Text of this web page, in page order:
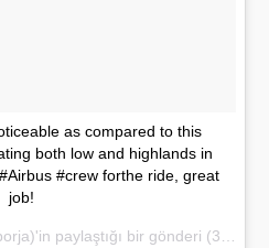
as compared to this
both low and highlands in
#crew forthe ride, great
job!
paylaştığı bir gönderi (31 Mar 2017, 07:23 PDT